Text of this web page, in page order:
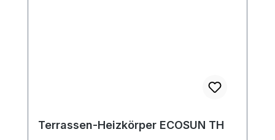
Terrassen-Heizkörper ECOSUN TH